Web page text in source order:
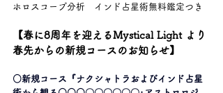
ホロスコープ分析　インド占星術無料鑑定つき
【春に8周年を迎えるMystical Light より
春先からの新規コースのお知らせ】
○新規コース『ナクシャトラおよびインド占星